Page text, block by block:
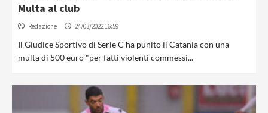
Multa al club
Redazione 24/03/2022 16:59
Il Giudice Sportivo di Serie C ha punito il Catania con una
multa di 500 euro "per fatti violenti commessi...